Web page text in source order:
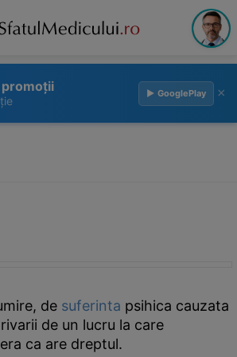
▶ GooglePlay ×
de suferinta psihica cauzata
de un lucru la care
ca are dreptul.